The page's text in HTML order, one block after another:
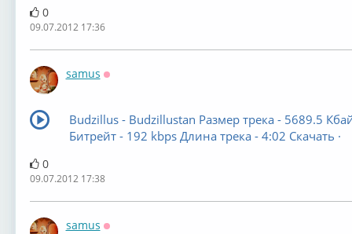
0
09.07.2012 17:36
samus
Budzillus - Budzillustan Размер трека - 5689.5
Битрейт - 192 kbps Длина трека - 4:02 Скачать ·
0
09.07.2012 17:38
samus